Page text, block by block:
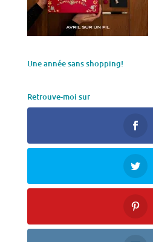
Une année sans shopping!
Retrouve-moi sur